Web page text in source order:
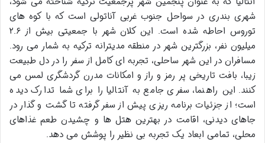
شهری بندری در سواحل جنوب غربی آناتولی است که با کوه های
توروس احاطه شده است. این کلان شهر با جمعیتی بیش از ۲.۶
میلیون نفر، بزرگترین شهر در منطقه مدیترانه ترکیه به شمار می رود.
مسافران در این شهر ساحلی، تجربه ای کامل از سفر را در دل طبیعت
زیبا، بافت تاریخی پر رمز و راز و امکانات مدرن گردشگری لمس می
کنند. این راهنما، سفری جامع به آنتالیا را برای شما تدارک دیده
است؛ از جزئیات برنامه ریزی پیش از سفر گرفته تا گشت و گذار در
جاهای دیدنی، اقامت در بهترین هتل ها و چشیدن طعم غذاهای
محلی، تمامی ابعاد یک تجربه بی نظیر را پوشش می دهد.